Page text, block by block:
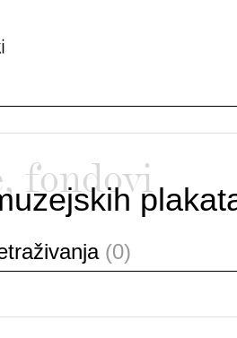
fondovi
(0)